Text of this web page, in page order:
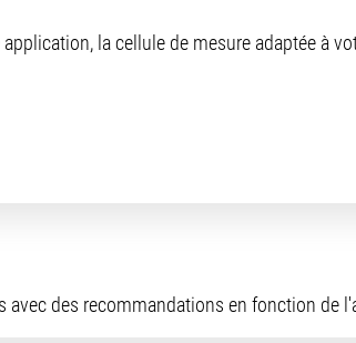
la cellule de mesure adaptée à
avec des recommandations en fonction de